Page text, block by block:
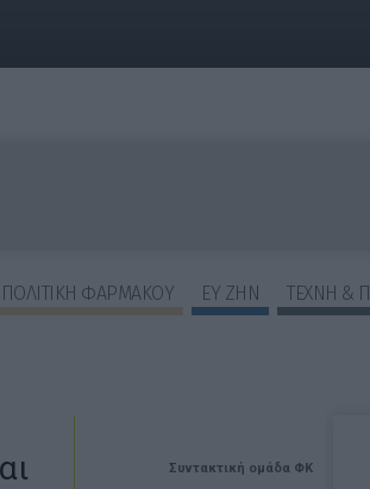
ΠΟΛΙΤΙΚΗ ΦΑΡΜΑΚΟΥ ΕΥ ΖΗΝ
ΤΕΧΝΗ &
Συντακτική ομάδα ΦΚ